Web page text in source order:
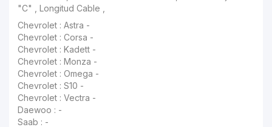
"C" , Longitud Cable ,
Chevrolet : Astra -
Chevrolet : Corsa -
Chevrolet : Kadett -
Chevrolet : Monza -
Chevrolet : Omega -
Chevrolet : S10 -
Chevrolet : Vectra -
Daewoo : -
Saab : -